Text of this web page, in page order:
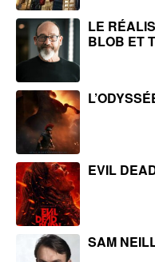
LE
BLOB ET
EVIL
SAM